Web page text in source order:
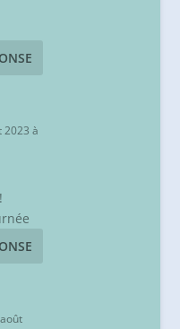
2023 à